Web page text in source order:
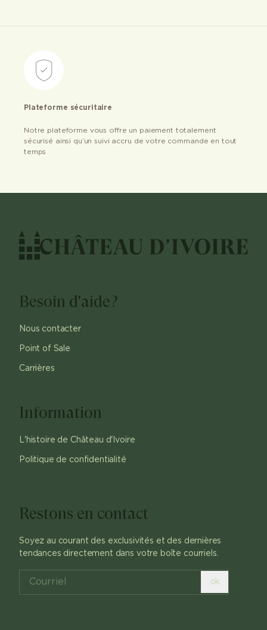
Plateforme sécuritaire
Notre plateforme vous offre un paiement totalement
sécurisé ainsi qu’un suivi accru de votre commande en tout
temps
Besoin d'aide?
Nous contacter
Point of Sale
Carrières
Information
L'histoire de Château d'Ivoire
Politique de confidentialité
Restons en contact
Soyez au courant des exclusivités et des dernières
tendances directement dans votre boîte courriels.
ok